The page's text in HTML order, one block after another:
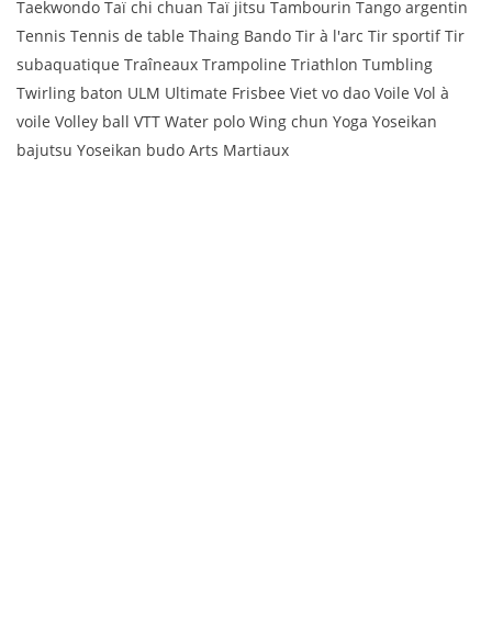
Taekwondo Taï chi chuan Taï jitsu Tambourin Tango argentin
Tennis Tennis de table Thaing Bando Tir à l'arc Tir sportif Tir
subaquatique Traîneaux Trampoline Triathlon Tumbling
Twirling baton ULM Ultimate Frisbee Viet vo dao Voile Vol à
voile Volley ball VTT Water polo Wing chun Yoga Yoseikan
bajutsu Yoseikan budo Arts Martiaux